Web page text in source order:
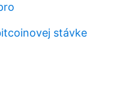
stávke